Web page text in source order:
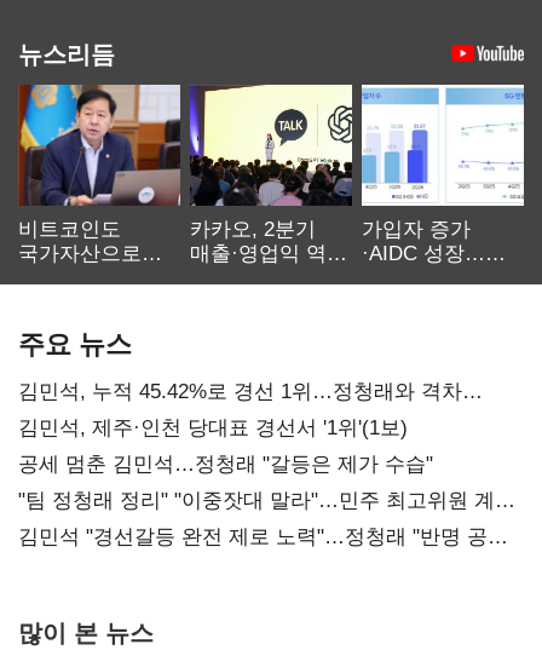
뉴스리듬
비트코인도
국가자산으로…'
카카오, 2분기
매출·영업익 역대
가입자 증가
·AIDC 성장…
주요 뉴스
김민석, 누적 45.42%로 경선 1위…정청래와 격차
0.86%p(2보)
김민석, 제주·인천 당대표 경선서 '1위'(1보)
공세 멈춘 김민석…정청래 "갈등은 제가 수습"
"팀 정청래 정리" "이중잣대 말라"…민주 최고위원 계파
다툼 격화
김민석 "경선갈등 완전 제로 노력"…정청래 "반명 공세
많이 본 뉴스